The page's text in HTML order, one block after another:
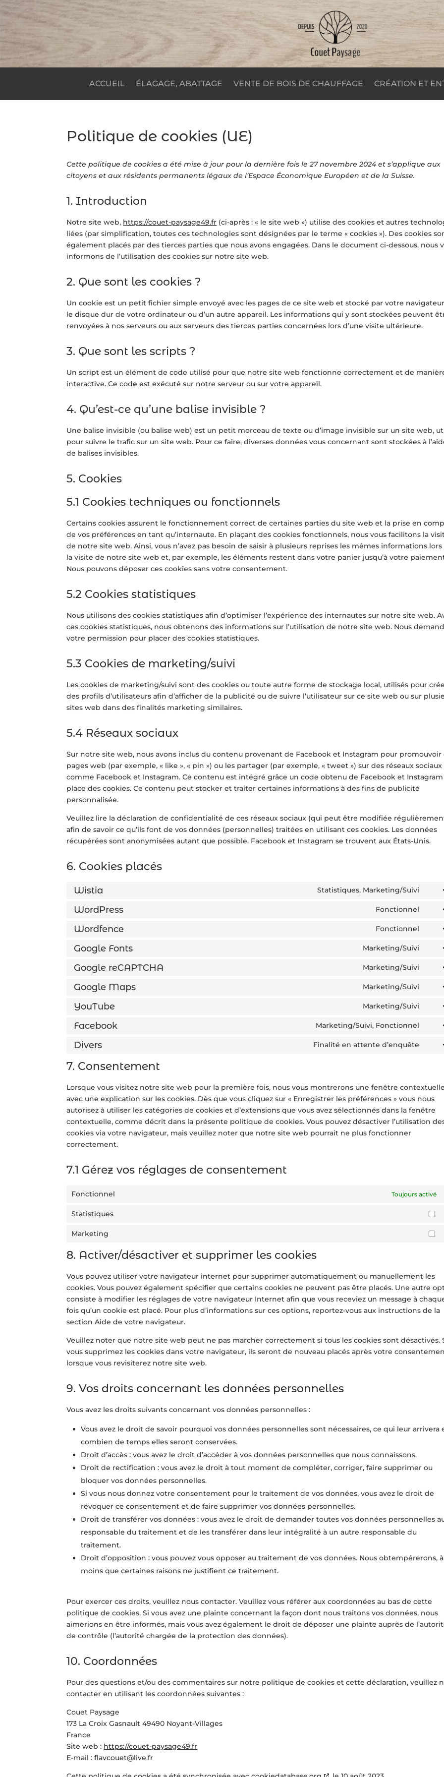
ACCUEIL ÉLAGAGE, ABATTAGE VENTE DE BOIS DE CHAUFFAGE CRÉATION ET
Politique de cookies (UE)
Cette politique de cookies a été mise à jour pour la dernière fois le 27 novembre 2024 et s’applique aux
citoyens et aux résidents permanents légaux de l’Espace Économique Européen et de la Suisse.
1. Introduction
Notre site web, https://couet-paysage49.fr (ci-après : « le site web ») utilise des cookies et autres
liées (par simplification, toutes ces technologies sont désignées par le terme « cookies »). Des cookies
également placés par des tierces parties que nous avons engagées. Dans le document ci-dessous, nous
informons de l’utilisation des cookies sur notre site web.
2. Que sont les cookies ?
Un cookie est un petit fichier simple envoyé avec les pages de ce site web et stocké par votre
le disque dur de votre ordinateur ou d’un autre appareil. Les informations qui y sont stockées peuvent
renvoyées à nos serveurs ou aux serveurs des tierces parties concernées lors d’une visite ultérieure.
3. Que sont les scripts ?
Un script est un élément de code utilisé pour que notre site web fonctionne correctement et de
interactive. Ce code est exécuté sur notre serveur ou sur votre appareil.
4. Qu’est-ce qu’une balise invisible ?
Une balise invisible (ou balise web) est un petit morceau de texte ou d’image invisible sur un site web,
pour suivre le trafic sur un site web. Pour ce faire, diverses données vous concernant sont stockées à
de balises invisibles.
5. Cookies
5.1 Cookies techniques ou fonctionnels
Certains cookies assurent le fonctionnement correct de certaines parties du site web et la prise en
de vos préférences en tant qu’internaute. En plaçant des cookies fonctionnels, nous vous facilitons la
de notre site web. Ainsi, vous n’avez pas besoin de saisir à plusieurs reprises les mêmes informations lors
la visite de notre site web et, par exemple, les éléments restent dans votre panier jusqu’à votre
Nous pouvons déposer ces cookies sans votre consentement.
5.2 Cookies statistiques
Nous utilisons des cookies statistiques afin d’optimiser l’expérience des internautes sur notre site web.
ces cookies statistiques, nous obtenons des informations sur l’utilisation de notre site web. Nous
votre permission pour placer des cookies statistiques.
5.3 Cookies de marketing/suivi
Les cookies de marketing/suivi sont des cookies ou toute autre forme de stockage local, utilisés pour
des profils d’utilisateurs afin d’afficher de la publicité ou de suivre l’utilisateur sur ce site web ou sur
sites web dans des finalités marketing similaires.
5.4 Réseaux sociaux
Sur notre site web, nous avons inclus du contenu provenant de Facebook et Instagram pour promouvoir
pages web (par exemple, « like », « pin ») ou les partager (par exemple, « tweet ») sur des réseaux sociaux
comme Facebook et Instagram. Ce contenu est intégré grâce un code obtenu de Facebook et
place des cookies. Ce contenu peut stocker et traiter certaines informations à des fins de publicité
personnalisée.
Veuillez lire la déclaration de confidentialité de ces réseaux sociaux (qui peut être modifiée
afin de savoir ce qu’ils font de vos données (personnelles) traitées en utilisant ces cookies. Les données
récupérées sont anonymisées autant que possible. Facebook et Instagram se trouvent aux États-Unis.
6. Cookies placés
Wistia Statistiques, Marketing/Suivi
WordPress Fonctionnel
Wordfence Fonctionnel
Google Fonts Marketing/Suivi
Google reCAPTCHA Marketing/Suivi
Google Maps Marketing/Suivi
YouTube Marketing/Suivi
Facebook Marketing/Suivi, Fonctionnel
Divers Finalité en attente d’enquête
divers
7. Consentement
Lorsque vous visitez notre site web pour la première fois, nous vous montrerons une fenêtre contextuelle
avec une explication sur les cookies. Dès que vous cliquez sur « Enregistrer les préférences » vous nous
autorisez à utiliser les catégories de cookies et d’extensions que vous avez sélectionnés dans la fenêtre
contextuelle, comme décrit dans la présente politique de cookies. Vous pouvez désactiver l’utilisation
cookies via votre navigateur, mais veuillez noter que notre site web pourrait ne plus fonctionner
correctement.
7.1 Gérez vos réglages de consentement
Fonctionnel Toujours activé
Statistiques
Marketing
8. Activer/désactiver et supprimer les cookies
Vous pouvez utiliser votre navigateur internet pour supprimer automatiquement ou manuellement les
cookies. Vous pouvez également spécifier que certains cookies ne peuvent pas être placés. Une autre
consiste à modifier les réglages de votre navigateur Internet afin que vous receviez un message à
fois qu’un cookie est placé. Pour plus d’informations sur ces options, reportez-vous aux instructions de la
section Aide de votre navigateur.
Veuillez noter que notre site web peut ne pas marcher correctement si tous les cookies sont désactivés.
vous supprimez les cookies dans votre navigateur, ils seront de nouveau placés après votre
lorsque vous revisiterez notre site web.
9. Vos droits concernant les données personnelles
Vous avez les droits suivants concernant vos données personnelles :
Vous avez le droit de savoir pourquoi vos données personnelles sont nécessaires, ce qui leur arrivera
combien de temps elles seront conservées.
Droit d’accès : vous avez le droit d’accéder à vos données personnelles que nous connaissons.
Droit de rectification : vous avez le droit à tout moment de compléter, corriger, faire supprimer ou
bloquer vos données personnelles.
Si vous nous donnez votre consentement pour le traitement de vos données, vous avez le droit de
révoquer ce consentement et de faire supprimer vos données personnelles.
Droit de transférer vos données : vous avez le droit de demander toutes vos données personnelles
responsable du traitement et de les transférer dans leur intégralité à un autre responsable du
traitement.
Droit d’opposition : vous pouvez vous opposer au traitement de vos données. Nous obtempérerons, à
moins que certaines raisons ne justifient ce traitement.
Pour exercer ces droits, veuillez nous contacter. Veuillez vous référer aux coordonnées au bas de cette
politique de cookies. Si vous avez une plainte concernant la façon dont nous traitons vos données, nous
aimerions en être informés, mais vous avez également le droit de déposer une plainte auprès de
de contrôle (l’autorité chargée de la protection des données).
10. Coordonnées
Pour des questions et/ou des commentaires sur notre politique de cookies et cette déclaration, veuillez
contacter en utilisant les coordonnées suivantes :
Couet Paysage
173 La Croix Gasnault 49490 Noyant-Villages
France
Site web : https://couet-paysage49.fr
E-mail :flavcouet@live.fr